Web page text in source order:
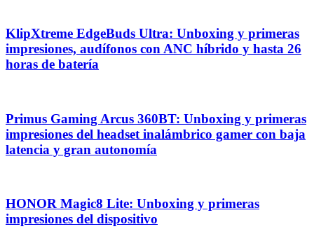
KlipXtreme EdgeBuds Ultra: Unboxing y primeras
impresiones, audífonos con ANC híbrido y hasta 26
horas de batería
Primus Gaming Arcus 360BT: Unboxing y primeras
impresiones del headset inalámbrico gamer con baja
latencia y gran autonomía
HONOR Magic8 Lite: Unboxing y primeras
impresiones del dispositivo